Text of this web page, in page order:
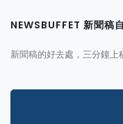
NEWSBUFFET 新聞稿
新聞稿的好去處，三分鐘上